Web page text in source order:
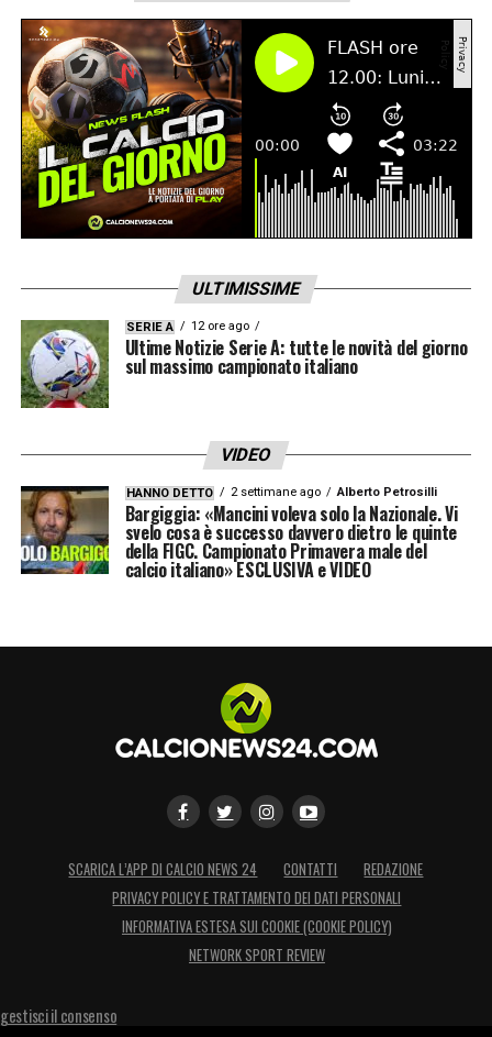
ULTIMISSIME
SERIE A 12 ore ago
Ultime Notizie Serie A: tutte le novità del giorno
sul massimo campionato italiano
VIDEO
HANNO DETTO 2 settimane ago Alberto Petrosilli
Bargiggia: «Mancini voleva solo la Nazionale. Vi
svelo cosa è successo davvero dietro le quinte
della FIGC. Campionato Primavera male del
calcio italiano» ESCLUSIVA e VIDEO
SCARICA L’APP DI CALCIO NEWS 24 CONTATTI
REDAZIONE
PRIVACY POLICY E TRATTAMENTO DEI DATI PERSONALI
INFORMATIVA ESTESA SUI COOKIE (COOKIE POLICY)
NETWORK SPORT REVIEW
gestisci il consenso